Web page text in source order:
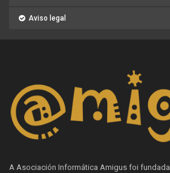
Aviso legal
A Asociación Informática Amigus foi